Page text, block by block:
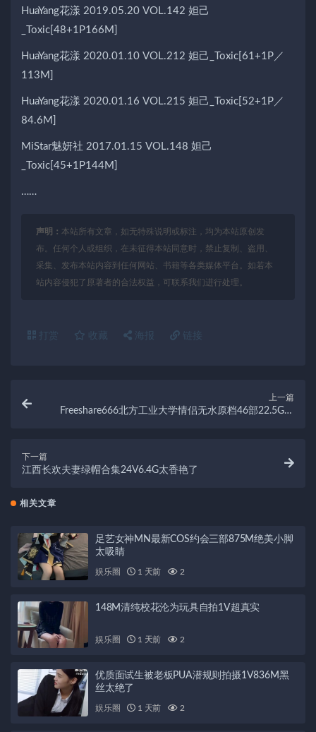
HuaYang花漾 2019.05.20 VOL.142 妲己
_Toxic[48+1P166M]
HuaYang花漾 2020.01.10 VOL.212 妲己_Toxic[61+1P／
113M]
HuaYang花漾 2020.01.16 VOL.215 妲己_Toxic[52+1P／
84.6M]
MiStar魅妍社 2017.01.15 VOL.148 妲己
_Toxic[45+1P144M]
……
声明： 本站所有文章，如无特殊说明或标注，均为本站原创发
布。任何个人或组织，在未征得本站同意时，禁止复制、盗用、
采集、发布本站内容到任何网站、书籍等各类媒体平台。如若本
站内容侵犯了原著者的合法权益，可联系我们进行处理。
打赏 收藏 海报 链接
上一篇
Freeshare666北方工业大学情侣无水原档46部22.5G超
下一篇
江西长欢夫妻绿帽合集24V6.4G太香艳了
相关文章
足艺女神MN最新COS约会三部875M绝美小脚
太吸睛
娱乐圈 1 天前 2
148M清纯校花沦为玩具自拍1V超真实
娱乐圈 1 天前 2
优质面试生被老板PUA潜规则拍摄1V836M黑
丝太绝了
娱乐圈 1 天前 2